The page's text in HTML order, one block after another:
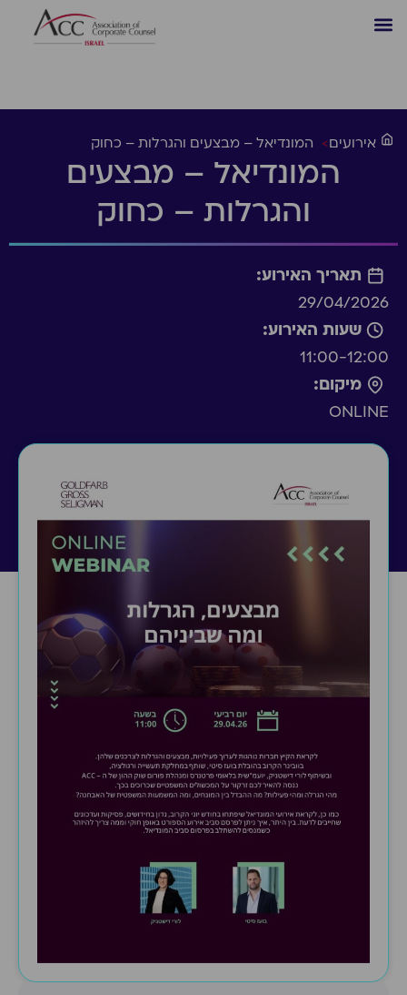
אירועים> המונדיאל – מבצעים והגרלות – כחוק
המונדיאל – מבצעים
והגרלות – כחוק
תאריך האירוע:
29/04/2026
שעות האירוע:
11:00-12:00
מיקום:
ONLINE